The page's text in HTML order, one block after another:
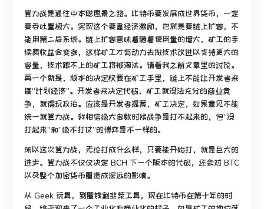
算力战是通往中本聪愿景之路。比特币要发展成世界货币，一定
要吞吐量极大。实现这个要靠经济激励，也就是要链上扩容，不
能用第二层系统。链上扩容意味着随着使用量的增大，矿工的手
续费收益会变多，这样矿工才有动力去做技术改进以支持更大的
容量，技术跟不上的矿工将被淘汰。请看我之前文章里的讨论。
再一个就是，版本的决定权要在矿工手里，链上不能让开发者来
搞“计划经济”。开发者来决定代码，矿工就没法充分的商业竞
争，就得玩政治。应该是开发者提案，矿工决定，如果意见不能
统一就算力战。我相信绝大多数时候战争是打不起来的，但“没
打起来”和“绝不打仗”的博弈是不一样的。
所以这次算力战，无论打成什么样，只要能开始打，就是巨大的
进步。算力战不仅仅决定 BCH 下一个版本的代码，还会对 BTC
以及整个加密货币圈造成深远的影响。
从 Geek 玩具，到圈钱割韭菜工具，现在比特币在第十年的时